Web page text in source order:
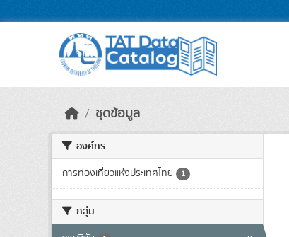
ชุดข้อมูล
องค์กร
การท่องเที่ยวแห่งประเทศไทย 1
กลุ่ม